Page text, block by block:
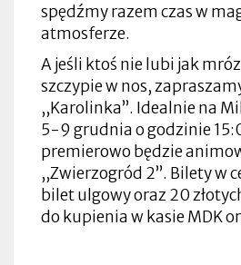
spędźmy razem czas w
atmosferze.
A jeśli ktoś nie lubi jak
szczypie w nos,
,,Karolinka’’. Idealnie na
5-9 grudnia o godzinie
premierowo będzie
,,Zwierzogród 2’’. Bilety w
bilet ulgowy oraz 20
do kupienia w kasie MDK